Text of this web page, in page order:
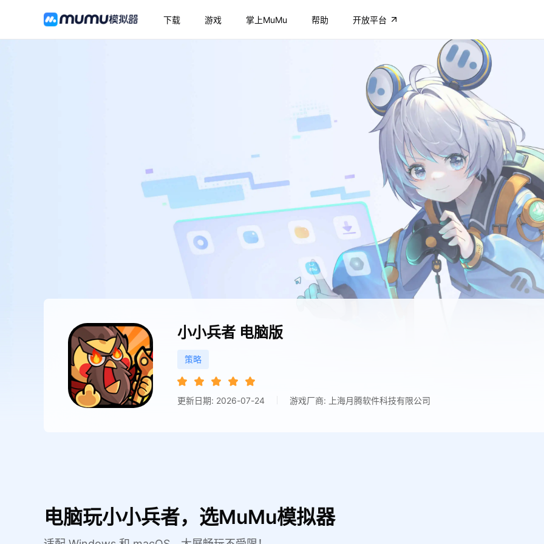
下载 游戏 掌上MuMu 帮助 开放平台
小小兵者 电脑版
策略
更新日期: 2026-07-24 游戏厂商: 上海月腾软件科技有限公司
电脑玩小小兵者，选MuMu模拟器